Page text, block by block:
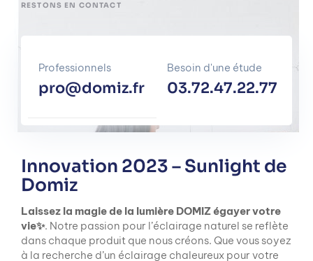
RESTONS EN CONTACT
Professionnels
pro@domiz.fr
Besoin d'une étude
03.72.47.22.77
Innovation 2023 – Sunlight de
Domiz
Laissez la magie de la lumière DOMIZ égayer votre
vie✨. Notre passion pour l’éclairage naturel se reflète
dans chaque produit que nous créons. Que vous soyez
à la recherche d’un éclairage chaleureux pour votre